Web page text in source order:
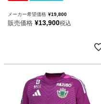
メーカー希望価格 ¥19,800
販売価格 ¥13,900税込